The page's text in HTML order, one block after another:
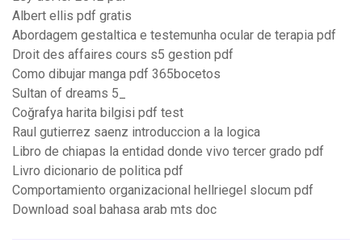
Albert ellis pdf gratis
Abordagem gestaltica e testemunha ocular de terapia pdf
Droit des affaires cours s5 gestion pdf
Como dibujar manga pdf 365bocetos
Sultan of dreams 5_
Coğrafya harita bilgisi pdf test
Raul gutierrez saenz introduccion a la logica
Libro de chiapas la entidad donde vivo tercer grado pdf
Livro dicionario de politica pdf
Comportamiento organizacional hellriegel slocum pdf
Download soal bahasa arab mts doc